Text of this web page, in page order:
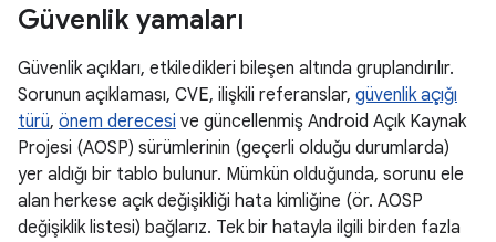
Güvenlik yamaları
Güvenlik açıkları, etkiledikleri bileşen altında gruplandırılır.
Sorunun açıklaması, CVE, ilişkili referanslar, güvenlik açığı
türü, önem derecesi ve güncellenmiş Android Açık Kaynak
Projesi (AOSP) sürümlerinin (geçerli olduğu durumlarda)
yer aldığı bir tablo bulunur. Mümkün olduğunda, sorunu ele
alan herkese açık değişikliği hata kimliğine (ör. AOSP
değişiklik listesi) bağlarız. Tek bir hatayla ilgili birden fazla